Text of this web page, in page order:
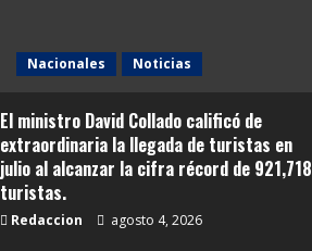
Nacionales Noticias
El ministro David Collado calificó de
extraordinaria la llegada de turistas en
julio al alcanzar la cifra récord de 921,718
turistas.
Redaccion agosto 4, 2026